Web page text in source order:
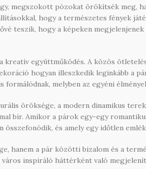
megszokott pózokat örökítsék meg,
hogy a természetes fények
teszik, hogy a képeken
kreatív együttműködés. A közös
hogyan illeszkedik leginkább a
formálódnak, melyben az egyéni
öröksége, a modern dinamikus
bír. Amikor a párok egy-egy
összefonódik, és amely egy időtlen
hanem a pár közötti bizalom és a
inspiráló háttérként való